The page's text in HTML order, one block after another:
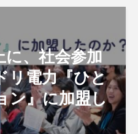
、社会参加
リ電力『ひと
ン』に加盟し